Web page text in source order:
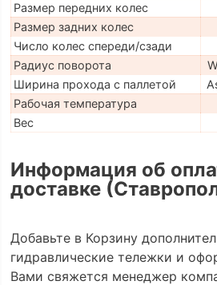
Размер передних колес
Размер задних колес
Число колес спереди/сзади
Радиус поворота
Ширина прохода с паллетой
Рабочая температура
Вес
Информация об
доставке
Добавьте в Корзину
гидравлические тележки и
Вами свяжется менеджер